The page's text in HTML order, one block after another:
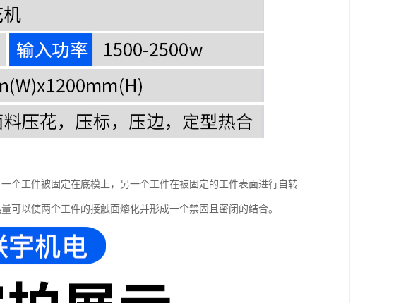
个工件被固定在底模上，另一个工件在被固定的工件表面进行自转
可以使两个工件的接触面熔化并形成一个禁固且密闭的结合。